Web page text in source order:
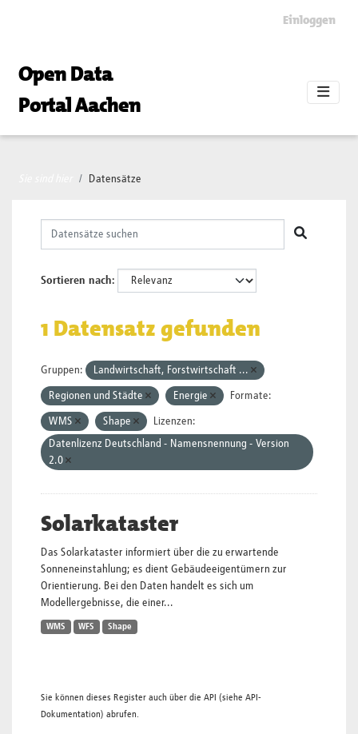
Einloggen
Open Data
Portal Aachen
Datensätze
Sortieren nach
1 Datensatz gefunden
Gruppen: Landwirtschaft, Forstwirtschaft ...
Regionen und Städte Energie Formate:
WMS Shape
Lizenzen:
Datenlizenz Deutschland - Namensnennung - Version
2.0
Solarkataster
Das Solarkataster informiert über die zu erwartende
Sonneneinstahlung; es dient Gebäudeeigentümern zur
Orientierung. Bei den Daten handelt es sich um
Modellergebnisse, die einer...
WMS WFS Shape
Sie können dieses Register auch über die API (siehe API-
Dokumentation) abrufen.